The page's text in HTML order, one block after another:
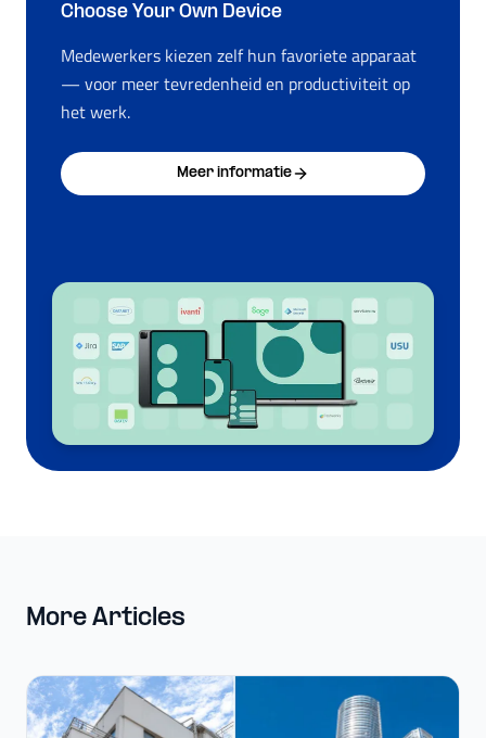
Choose Your Own Device
Medewerkers kiezen zelf hun favoriete apparaat
— voor meer tevredenheid en productiviteit op
het werk.
Meer informatie
More Articles